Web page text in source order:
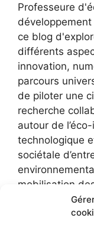
Professeure
ce blog
différents
innovation,
parcours
de piloter une
recherche
autour de
technologique
sociétale
mobilisation